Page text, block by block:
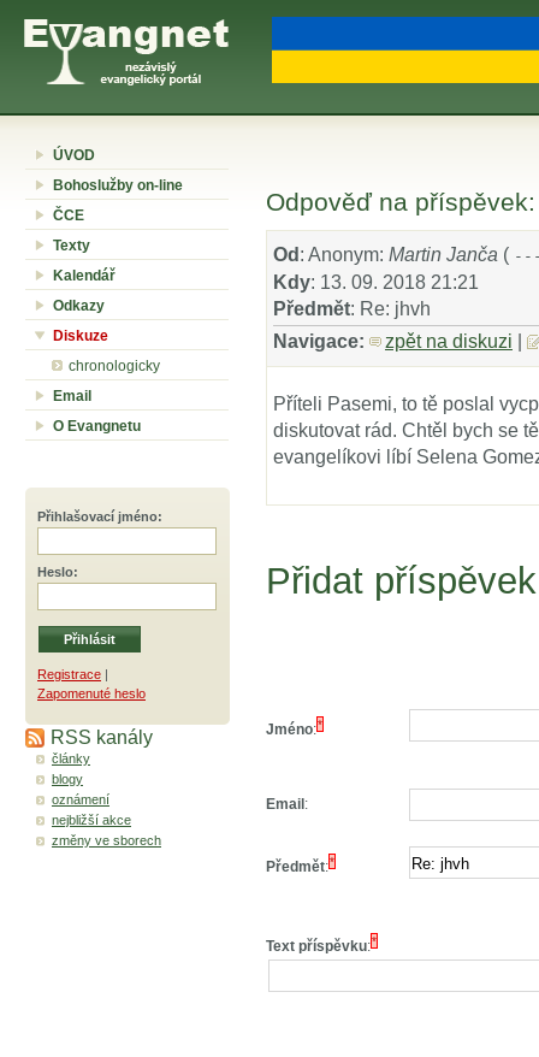
ÚVOD
Bohoslužby on-line
ČCE
Texty
Kalendář
Odkazy
Diskuze
chronologicky
Email
O Evangnetu
Přihlašovací jméno:
Heslo:
Registrace |
Zapomenuté heslo
RSS kanály
články
blogy
oznámení
nejbližší akce
změny ve sborech
Odpověď na
Od : Anonym: Martin Janča (
Kdy: 13. 09. 2018 21:21
Předmět: Re: jhvh
Navigace:
zpět na diskuzi
Příteli Pasemi, to tě poslal
diskutovat rád. Chtěl bych se
evangelíkovi líbí Selena
Přidat
Jméno:*
Email :
Předmět:*
Text příspěvku:*